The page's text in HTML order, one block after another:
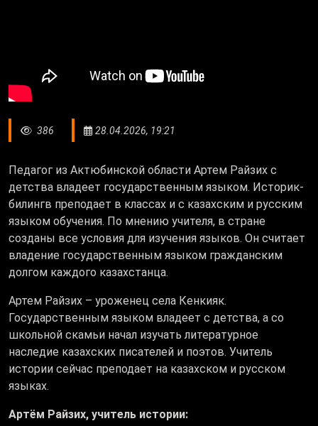
386 28.04.2026, 19:21
Педагог из Актюбинской области Артем Райзих с
детства владеет государственным языком. Историк-
билингв преподает в классах и с казахским и русским
языком обучения. По мнению учителя, в стране
созданы все условия для изучения языков. Он считает
владение государственным языком гражданским
долгом каждого казахстанца.
Артем Райзих – уроженец села Кенкияк.
Государственным языком владеет с детства, а со
школьной скамьи начал изучать литературное
наследие казахских писателей и поэтов. Учитель
истории сейчас преподает на казахском и русском
языках.
Артём Райзих, учитель истории: